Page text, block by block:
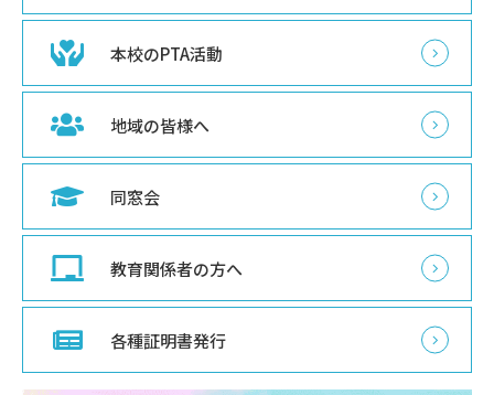
本校のPTA活動
地域の皆様へ
同窓会
教育関係者の方へ
各種証明書発行